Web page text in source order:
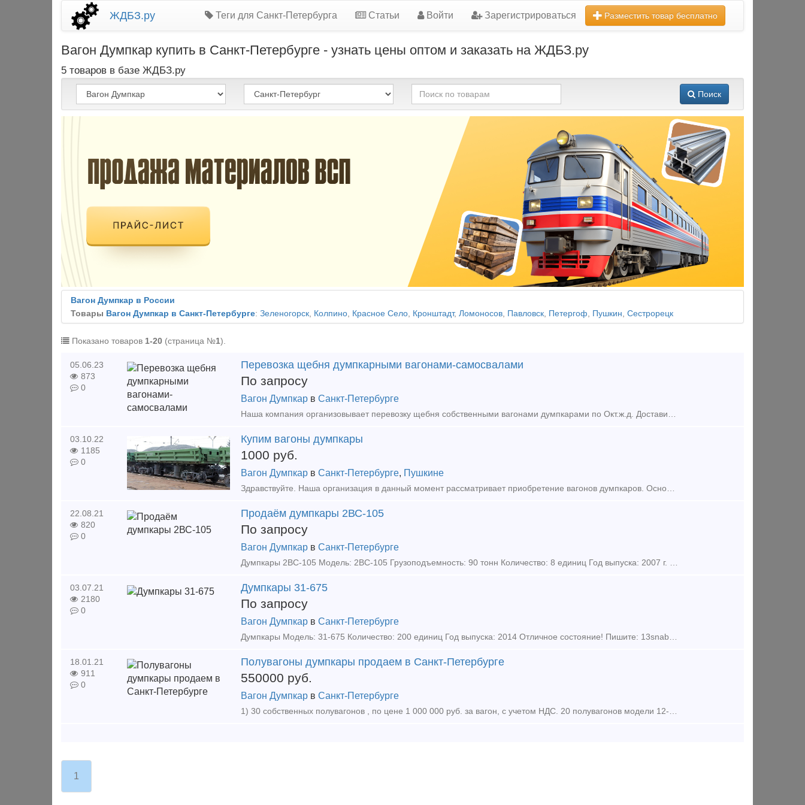
ЖДБЗ.ру Теги для Санкт-Петербурга Статьи Войти Зарегистрироваться Разместить товар бесплатно
Вагон Думпкар купить в Санкт-Петербурге - узнать цены оптом и заказать на ЖДБЗ.ру
5 товаров в базе ЖДБЗ.ру
Поиск
Вагон Думпкар в России
Товары Вагон Думпкар в Санкт-Петербурге: Зеленогорск, Колпино, Красное Село, Кронштадт, Ломоносов, Павловск, Петергоф, Пушкин, Сестрорецк
Показано товаров 1-20 (страница №1).
05.06.23
873
0
Перевозка щебня думпкарными вагонами-самосвалами
По запросу
Вагон Думпкар в Санкт-Петербурге
Наша компания организовывает перевозку щебня собственными вагонами думпкарами по Окт.ж.д. Доставим щебень думпкарными вертушками. Вагоны с сопровождением бригадой квалифицированных механиков.
03.10.22
1185
0
Купим вагоны думпкары
1000 руб.
Вагон Думпкар в Санкт-Петербурге, Пушкине
Здравствуйте. Наша организация в данный момент рассматривает приобретение вагонов думпкаров. Основные критерии поиска: - Сроком службы минимум до 2024 г. и выше; - приписка строго РФ; - 4-х осн
22.08.21
820
0
Продаём думпкары 2ВС-105
По запросу
Вагон Думпкар в Санкт-Петербурге
Думпкары 2ВС-105 Модель: 2ВС-105 Грузоподъемность: 90 тонн Количество: 8 единиц Год выпуска: 2007 г. Обращайтесь - мы всегда найдем верное решение Звоните: 8-999-527-09-6
03.07.21
2180
0
Думпкары 31-675
По запросу
Вагон Думпкар в Санкт-Петербурге
Думпкары Модель: 31-675 Количество: 200 единиц Год выпуска: 2014 Отличное состояние! Пишите: 13snabtranenergytrade ru Звоните: 89995270969 Радмир Сергеевич Пак
18.01.21
911
0
Полувагоны думпкары продаем в Санкт-Петербурге
550000 руб.
Вагон Думпкар в Санкт-Петербурге
1) 30 собственных полувагонов , по цене 1 000 000 руб. за вагон, с учетом НДС. 20 полувагонов модели 12-141 ( ПО "Уралвагонзавод" 1991г. постройки), 10 полувагонов модели 12-753
1